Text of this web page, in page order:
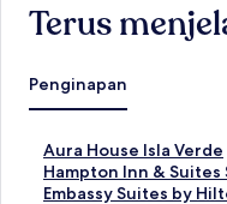
Terus
Penginapan
Aura House Isla Verde
T
a
u
Hampton Inn & Suites
T
a
Embassy Suites by
T